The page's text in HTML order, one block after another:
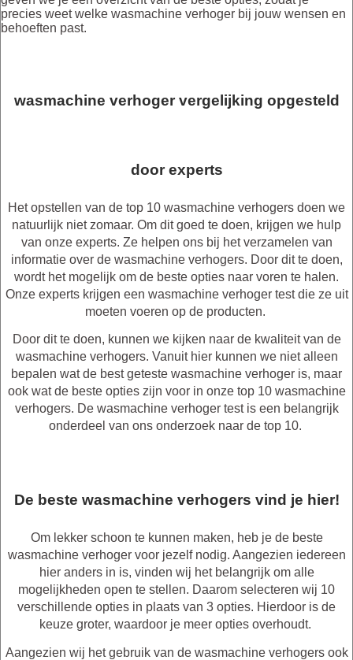
precies weet welke wasmachine verhoger bij jouw wensen en
behoeften past.
wasmachine verhoger vergelijking opgesteld
door experts
Het opstellen van de top 10 wasmachine verhogers doen we
natuurlijk niet zomaar. Om dit goed te doen, krijgen we hulp
van onze experts. Ze helpen ons bij het verzamelen van
informatie over de wasmachine verhogers. Door dit te doen,
wordt het mogelijk om de beste opties naar voren te halen.
Onze experts krijgen een wasmachine verhoger test die ze uit
moeten voeren op de producten.
Door dit te doen, kunnen we kijken naar de kwaliteit van de
wasmachine verhogers. Vanuit hier kunnen we niet alleen
bepalen wat de best geteste wasmachine verhoger is, maar
ook wat de beste opties zijn voor in onze top 10 wasmachine
verhogers. De wasmachine verhoger test is een belangrijk
onderdeel van ons onderzoek naar de top 10.
De beste wasmachine verhogers vind je hier!
Om lekker schoon te kunnen maken, heb je de beste
wasmachine verhoger voor jezelf nodig. Aangezien iedereen
hier anders in is, vinden wij het belangrijk om alle
mogelijkheden open te stellen. Daarom selecteren wij 10
verschillende opties in plaats van 3 opties. Hierdoor is de
keuze groter, waardoor je meer opties overhoudt.
Aangezien wij het gebruik van de wasmachine verhogers ook